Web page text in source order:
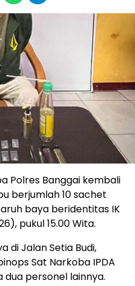
Polres Banggai kembali
berjumlah 10 sachet
baya beridentitas IK
pukul 15.00 Wita.
di Jalan Setia Budi,
Sat Narkoba IPDA
dua personel lainnya.